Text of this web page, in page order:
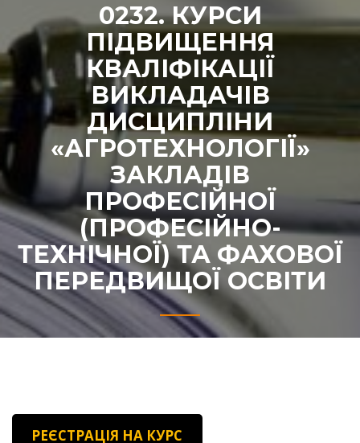
0232. КУРСИ
ПІДВИЩЕННЯ
КВАЛІФІКАЦІЇ
ВИКЛАДАЧІВ
ДИСЦИПЛІНИ
«АГРОТЕХНОЛОГІЇ»
ЗАКЛАДІВ
ПРОФЕСІЙНОЇ
(ПРОФЕСІЙНО-
ТЕХНІЧНОЇ) ТА ФАХОВОЇ
ПЕРЕДВИЩОЇ ОСВІТИ
РЕЄСТРАЦІЯ НА КУРС